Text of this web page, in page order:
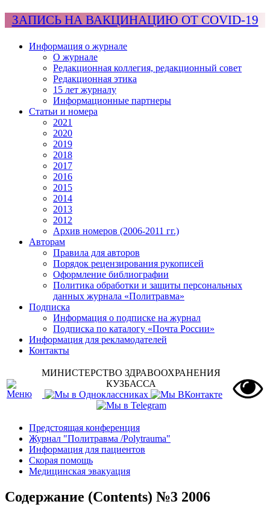
ЗАПИСЬ НА ВАКЦИНАЦИЮ ОТ COVID-19
Информация о журнале
О журнале
Редакционная коллегия, редакционный совет
Редакционная этика
15 лет журналу
Информационные партнеры
Статьи и номера
2021
2020
2019
2018
2017
2016
2015
2014
2013
2012
Архив номеров (2006-2011 гг.)
Авторам
Правила для авторов
Порядок рецензирования рукописей
Оформление библиографии
Политика обработки и защиты персональных
данных журнала «Политравма»
Подписка
Информация о подписке на журнал
Подписка по каталогу «Почта России»
Информация для рекламодателей
Контакты
МИНИСТЕРСТВО ЗДРАВООХРАНЕНИЯ
КУЗБАССА
Предстоящая конференция
Журнал "Политравма /Polytrauma"
Информация для пациентов
Скорая помощь
Медицинская эвакуация
Содержание (Contents) №3 2006